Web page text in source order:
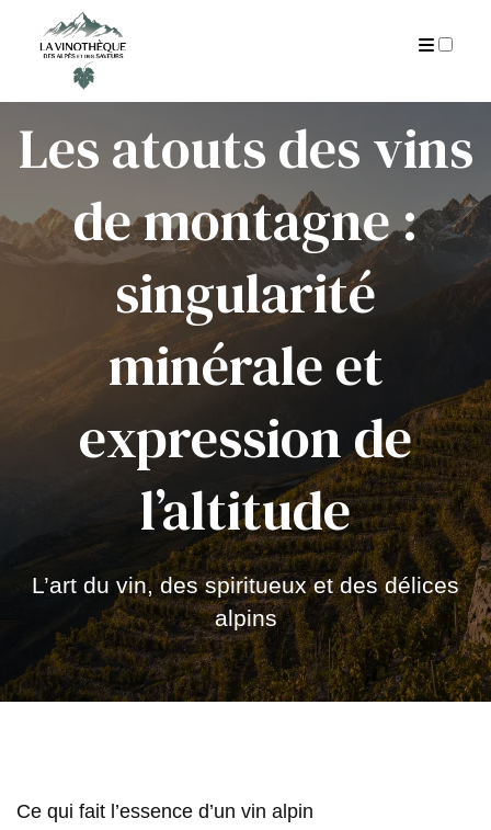
AUTEUR
CGU
ARCHIVES
Les atouts des vins
de montagne :
singularité
minérale et
expression de
l’altitude
L’art du vin, des spiritueux et des délices
alpins
Ce qui fait l’essence d’un vin alpin